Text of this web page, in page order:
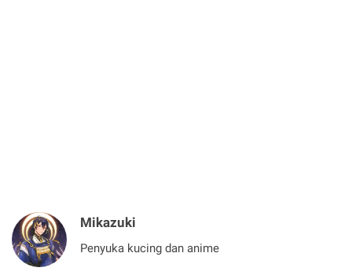
Mikazuki
Penyuka kucing dan anime